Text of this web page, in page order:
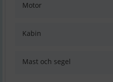
Motor
Kabin
Mast och segel